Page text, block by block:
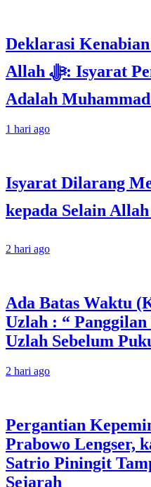
Deklarasi
Allah ﷻ: Isyarat Penegasan Al Mahdi
Adalah
1 hari ago
Isyarat Dilarang
2 hari ago
Ada Batas Waktu
Uzlah : “
Uzlah Sebelum
2 hari ago
Pergantian
Prabowo Lengser,
Satrio Piningit
Sejarah